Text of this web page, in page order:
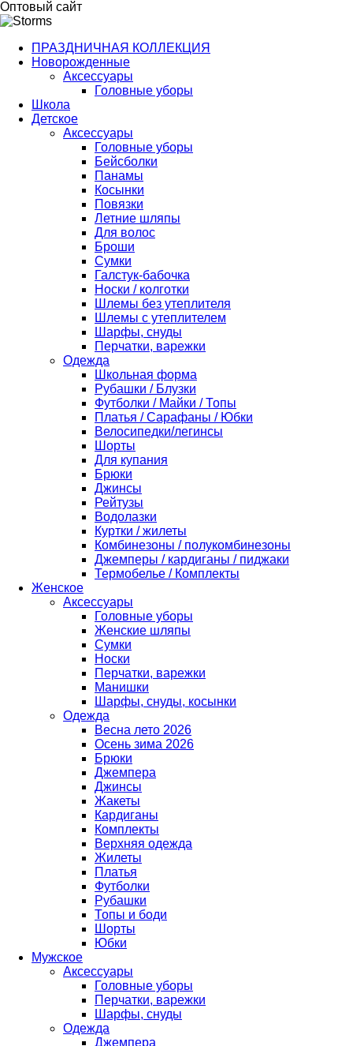
Оптовый сайт
ПРАЗДНИЧНАЯ КОЛЛЕКЦИЯ
Новорожденные
Аксессуары
Головные уборы
Школа
Детское
Аксессуары
Головные уборы
Бейсболки
Панамы
Косынки
Повязки
Летние шляпы
Для волос
Броши
Сумки
Галстук-бабочка
Носки / колготки
Шлемы без утеплителя
Шлемы с утеплителем
Шарфы, снуды
Перчатки, варежки
Одежда
Школьная форма
Рубашки / Блузки
Футболки / Майки / Топы
Платья / Сарафаны / Юбки
Велосипедки/легинсы
Шорты
Для купания
Брюки
Джинсы
Рейтузы
Водолазки
Куртки / жилеты
Комбинезоны / полукомбинезоны
Джемперы / кардиганы / пиджаки
Термобелье / Комплекты
Женское
Аксессуары
Головные уборы
Женские шляпы
Сумки
Носки
Перчатки, варежки
Манишки
Шарфы, снуды, косынки
Одежда
Весна лето 2026
Осень зима 2026
Брюки
Джемпера
Джинсы
Жакеты
Кардиганы
Комплекты
Верхняя одежда
Жилеты
Платья
Футболки
Рубашки
Топы и боди
Шорты
Юбки
Мужское
Аксессуары
Головные уборы
Перчатки, варежки
Шарфы, снуды
Одежда
Джемпера